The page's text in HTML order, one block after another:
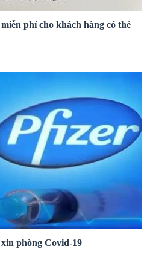
phí cho khách hàng có thẻ
phòng Covid-19